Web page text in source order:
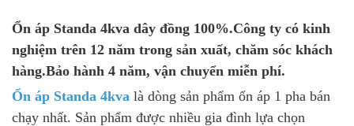
Ổn áp Standa 4kva dây đồng 100%.Công ty có kinh
nghiệm trên 12 năm trong sản xuất, chăm sóc khách
hàng.Bảo hành 4 năm, vận chuyển miễn phí.
Ổn áp Standa 4kva là dòng sản phẩm ổn áp 1 pha bán
chạy nhất. Sản phẩm được nhiều gia đình lựa chọn